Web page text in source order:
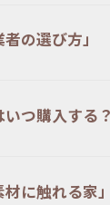
の選び方」
つ購入する？
に触れる家」